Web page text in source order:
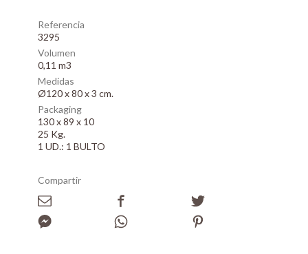
Referencia
3295
Volumen
0,11 m3
Medidas
Ø120 x 80 x 3 cm.
Packaging
130 x 89 x 10
25 Kg.
1 UD.: 1 BULTO
Compartir